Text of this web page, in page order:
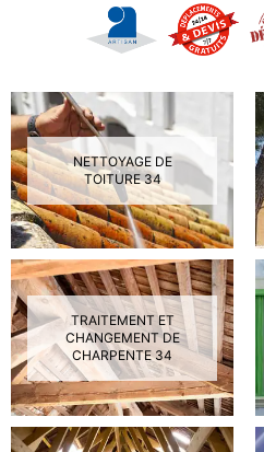
NETTOYAGE DE
TOITURE 34
TRAITEMENT ET
CHANGEMENT DE
CHARPENTE 34